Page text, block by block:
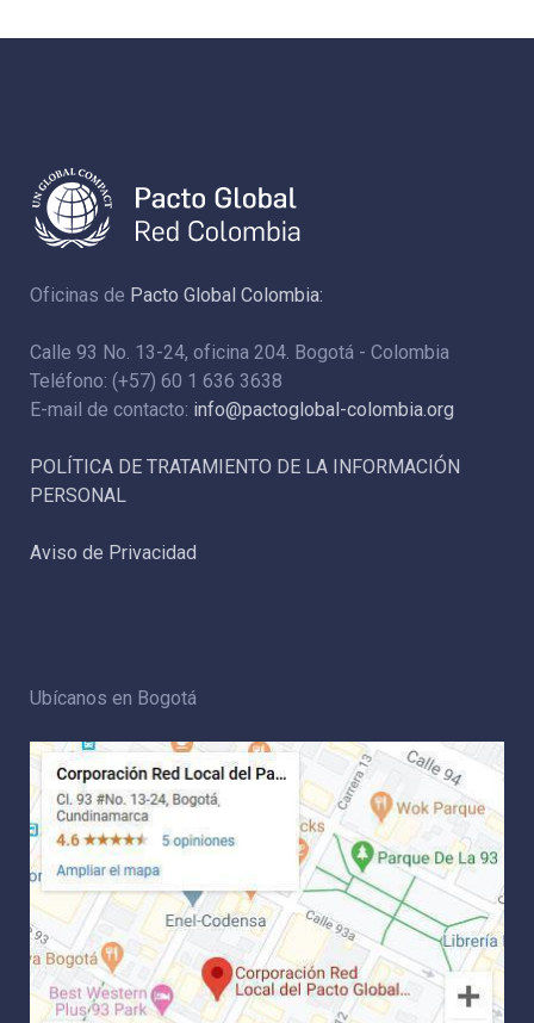
Oficinas de Pacto Global Colombia:
Calle 93 No. 13-24, oficina 204. Bogotá - Colombia
Teléfono: (+57) 60 1 636 3638
E-mail de contacto: info@pactoglobal-colombia.org
POLÍTICA DE TRATAMIENTO DE LA INFORMACIÓN
PERSONAL
Aviso de Privacidad
Ubícanos en Bogotá